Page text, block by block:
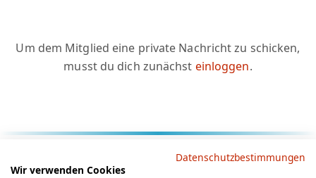
Um dem Mitglied eine private Nachricht zu schicken,
musst du dich zunächst einloggen.
Datenschutzbestimmungen
Wir verwenden Cookies